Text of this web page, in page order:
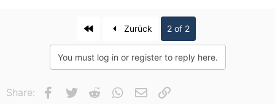
Zurück 2 of 2
You must log in or register to reply here.
Share: Facebook
Twitter Reddit WhatsApp
E-Mail